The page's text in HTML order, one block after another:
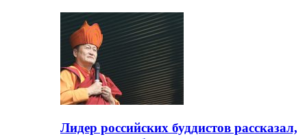
Лидер российских буддистов рассказал,